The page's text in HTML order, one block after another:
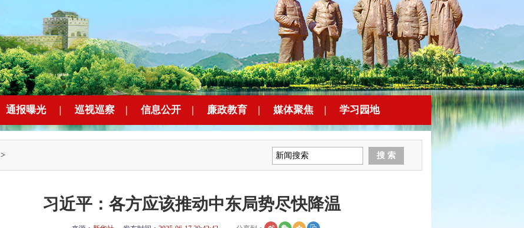
通报曝光 | 巡视巡察 | 信息公开 | 廉政教育 | 媒体聚焦 | 学习园地
>
习近平：各方应该推动中东局势尽快降温